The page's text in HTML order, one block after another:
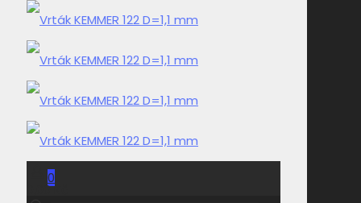
0
0,00 Kč